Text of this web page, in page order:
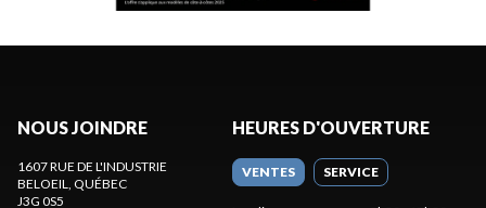
NOUS JOINDRE
1607 RUE DE L'INDUSTRIE
BELOEIL, QUÉBEC
J3G 0S5
HEURES D'OUVERTURE
VENTES SERVICE